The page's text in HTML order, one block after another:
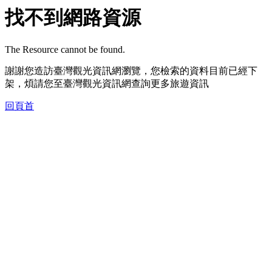
找不到網路資源
The Resource cannot be found.
謝謝您造訪臺灣觀光資訊網瀏覽，您檢索的資料目前已經下
架，煩請您至臺灣觀光資訊網查詢更多旅遊資訊
回頁首